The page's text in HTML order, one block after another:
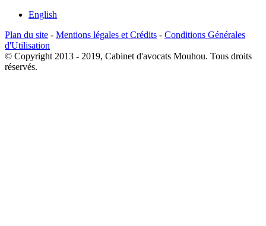
English
Plan du site - Mentions légales et Crédits - Conditions Générales
d'Utilisation
© Copyright 2013 - 2019, Cabinet d'avocats Mouhou. Tous droits
réservés.